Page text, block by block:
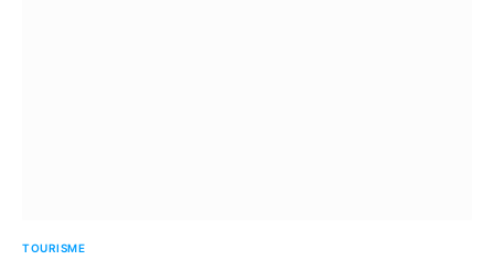
TOURISME